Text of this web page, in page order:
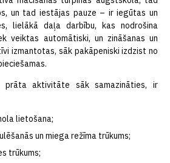
un tad iestājas pauze – ir iegūtas un
lielākā daļa darbību, kas nodrošina
veiktas automātiski, un zināšanas un
izmantotas, sāk pakāpeniski izdzist no
prāta aktivitāte sāk samazināties, ir
lietošana;
un miega režīma trūkums;
trūkums;